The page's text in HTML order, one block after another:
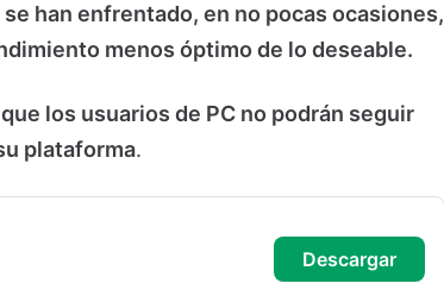
han enfrentado, en no pocas ocasiones,
menos óptimo de lo deseable.
los usuarios de PC no podrán seguir
plataforma.
descargar